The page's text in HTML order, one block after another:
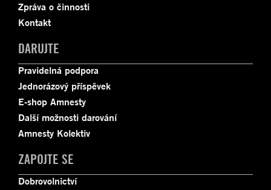
Zpráva o činnosti
Kontakt
DARUJTE
Pravidelná podpora
Jednorázový příspěvek
E-shop Amnesty
Další možnosti darování
Amnesty Kolektiv
ZAPOJTE SE
Dobrovolnictví